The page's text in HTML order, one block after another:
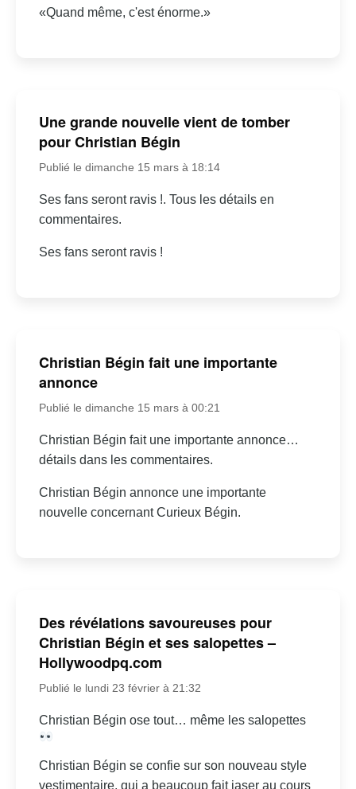
«Quand même, c'est énorme.»
Une grande nouvelle vient de tomber
pour Christian Bégin
Publié le dimanche 15 mars à 18:14
Ses fans seront ravis !. Tous les détails en
commentaires.
Ses fans seront ravis !
Christian Bégin fait une importante
annonce
Publié le dimanche 15 mars à 00:21
Christian Bégin fait une importante annonce…
détails dans les commentaires.
Christian Bégin annonce une importante
nouvelle concernant Curieux Bégin.
Des révélations savoureuses pour
Christian Bégin et ses salopettes –
Hollywoodpq.com
Publié le lundi 23 février à 21:32
Christian Bégin ose tout… même les salopettes
Christian Bégin se confie sur son nouveau style
vestimentaire, qui a beaucoup fait jaser au cours